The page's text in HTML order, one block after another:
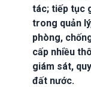
tác; tiếp tục
trong quản
phòng,
cấp nhiều
giám sát,
đất nước.